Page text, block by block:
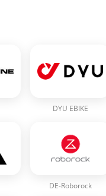
DYU EBIKE
DE-Roborock